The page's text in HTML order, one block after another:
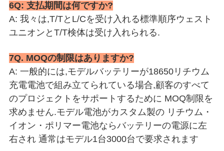
6Q: 支払期間は何ですか?
A: 我々は,T/TとL/Cを受け入れる標準順序ウェスト
ユニオンとT/T検体は受け入れられる.
7Q. MOQの制限はありますか?
A: 一般的には,モデルバッテリーが18650リチウム
充電電池で組み立てられている場合,顧客のすべて
のプロジェクトをサポートするために MOQ制限を
求めません.モデル電池がカスタム製の リチウム・
イオン・ポリマー電池ならバッテリーの電源に左
右され 通常はモデル1台3000台で要求されます